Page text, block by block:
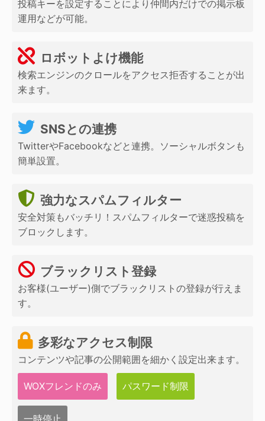
投稿キーを設定することにより仲間内だけでの掲示板
運用などが可能。
ロボットよけ機能
検索エンジンのクロールをアクセス拒否することが出
来ます。
SNSとの連携
TwitterやFacebookなどと連携。ソーシャルボタンも
簡単設置。
強力なスパムフィルター
安全対策もバッチリ！スパムフィルターで迷惑投稿を
ブロックします。
ブラックリスト登録
お客様(ユーザー)側でブラックリストの登録が行えま
す。
多彩なアクセス制限
コンテンツや記事の公開範囲を細かく設定出来ます。
WOXフレンドのみ パスワード制限
一時停止